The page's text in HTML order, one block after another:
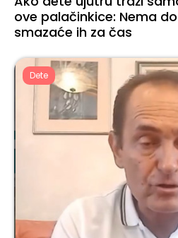
ove palačinkice: Nema
smazaće ih za čas
Dete